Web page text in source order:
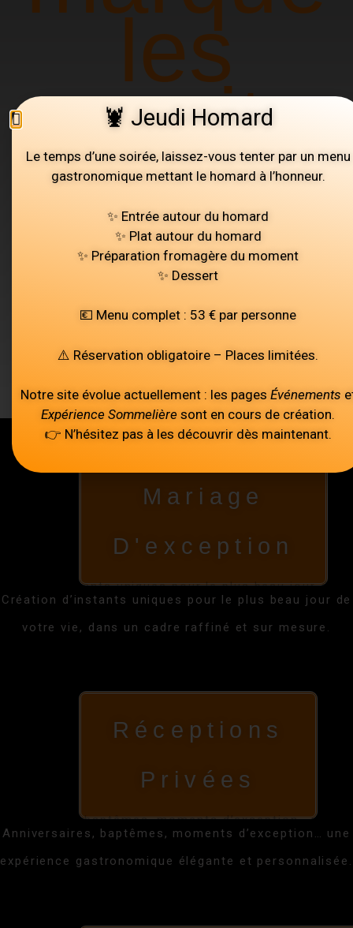
les
esprits
Nous créons des moments uniques
mariages, événements privés et
professionnels.Chaque prestation est
avec une cuisine raffinée et une mise
en scène élégante.
Mariage
D'exception
Création d’instants uniques pour le plus beau jour de
votre vie, dans un cadre raffiné et sur mesure.
Réceptions
Privées
Anniversaires, baptêmes, moments d’exception… une
expérience gastronomique élégante et personnalisée.
🦞 Jeudi Homard
Le temps d’une soirée, laissez-vous tenter par un menu
gastronomique mettant le homard à l’honneur.
✨ Entrée autour du homard
✨ Plat autour du homard
✨ Préparation fromagère du moment
✨ Dessert
💶 Menu complet : 53 € par personne
⚠️ Réservation obligatoire – Places limitées.
Notre site évolue actuellement : les pages Événements
Expérience Sommelière sont en cours de création.
👉 N’hésitez pas à les découvrir dès maintenant.